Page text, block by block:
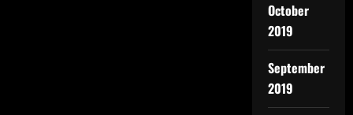
October
2019
September
2019